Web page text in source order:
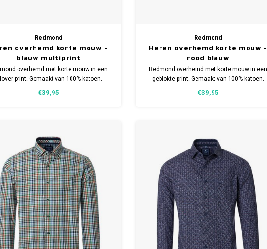
Redmond
overhemd korte mouw -
blauw multiprint
overhemd met korte mouw in een
print. Gemaakt van 100% katoen.
maten.
€39,95
Redmond
Heren overhemd korte mouw -
rood blauw
Redmond overhemd met korte mouw in een
geblokte print. Gemaakt van 100% katoen.
maten.
€39,95